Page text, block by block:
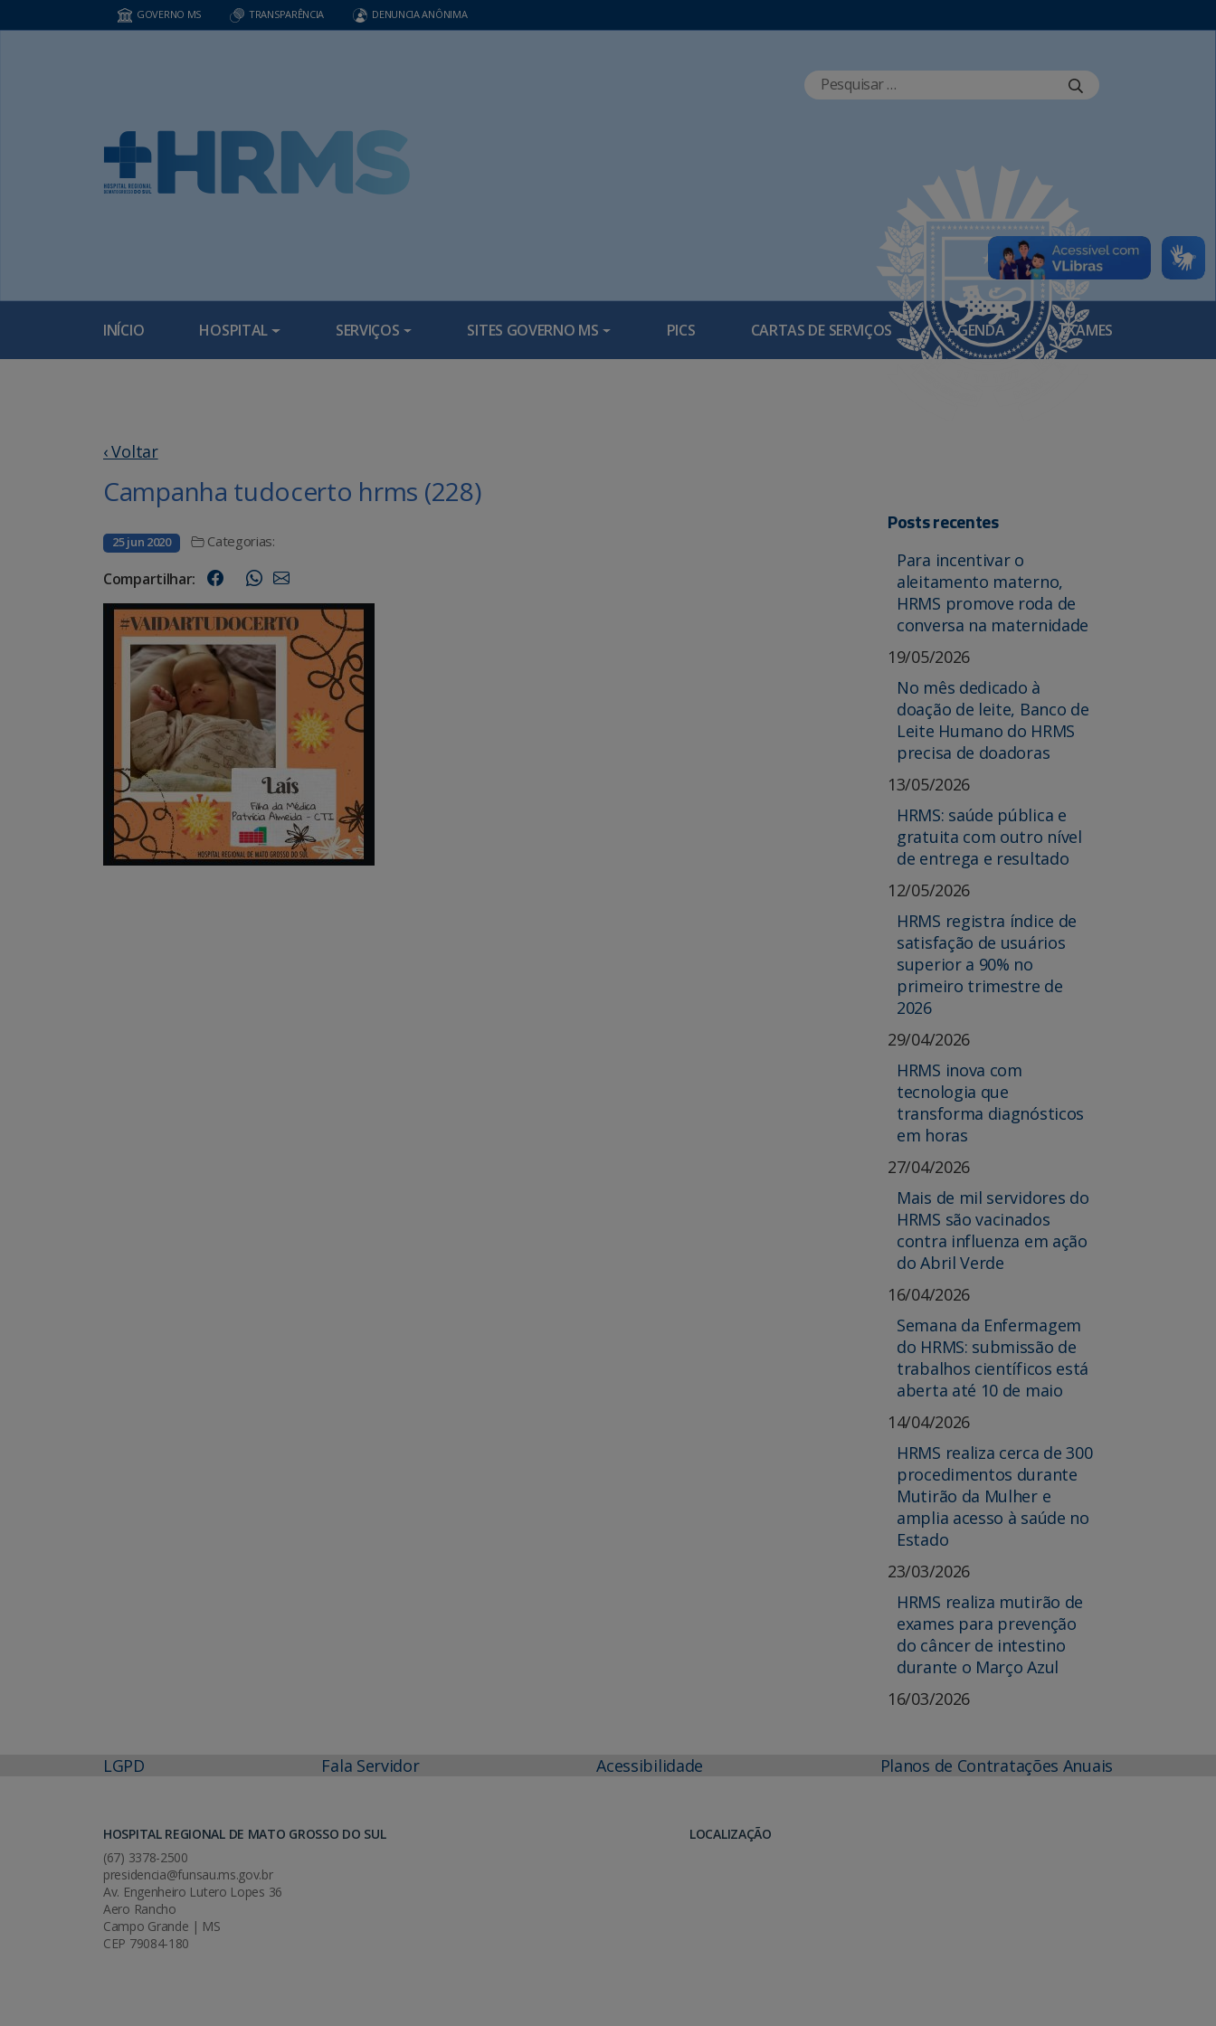
GOVERNO MS TRANSPARÊNCIA DENUNCIA ANÔNIMA
INÍCIO HOSPITAL SERVIÇOS SITES GOVERNO MS PICS CARTAS DE SERVIÇOS AGENDA EXAMES
‹ Voltar
Campanha tudocerto hrms (228)
25 jun 2020 Categorias:
Compartilhar:
Posts recentes
Para incentivar o
aleitamento materno,
HRMS promove roda de
conversa na maternidade
19/05/2026
No mês dedicado à
doação de leite, Banco de
Leite Humano do HRMS
precisa de doadoras
13/05/2026
HRMS: saúde pública e
gratuita com outro nível
de entrega e resultado
12/05/2026
HRMS registra índice de
satisfação de usuários
superior a 90% no
primeiro trimestre de
2026
29/04/2026
HRMS inova com
tecnologia que
transforma diagnósticos
em horas
27/04/2026
Mais de mil servidores do
HRMS são vacinados
contra influenza em ação
do Abril Verde
16/04/2026
Semana da Enfermagem
do HRMS: submissão de
trabalhos científicos está
aberta até 10 de maio
14/04/2026
HRMS realiza cerca de 300
procedimentos durante
Mutirão da Mulher e
amplia acesso à saúde no
Estado
23/03/2026
HRMS realiza mutirão de
exames para prevenção
do câncer de intestino
durante o Março Azul
16/03/2026
LGPD Fala Servidor Acessibilidade Planos de Contratações Anuais
HOSPITAL REGIONAL DE MATO GROSSO DO SUL
(67) 3378-2500
presidencia@funsau.ms.gov.br
Av. Engenheiro Lutero Lopes 36
Aero Rancho
Campo Grande | MS
CEP 79084-180
LOCALIZAÇÃO